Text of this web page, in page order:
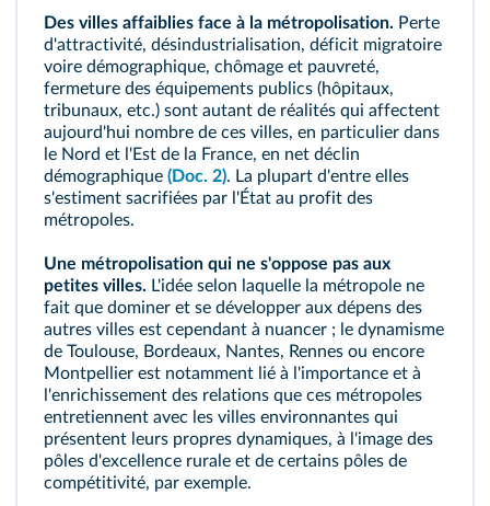
Des villes affaiblies face à la métropolisation. Perte
d'attractivité, désindustrialisation, déficit migratoire
voire démographique, chômage et pauvreté,
fermeture des équipements publics (hôpitaux,
tribunaux, etc.) sont autant de réalités qui affectent
aujourd'hui nombre de ces villes, en particulier dans
le Nord et l'Est de la France, en net déclin
démographique (Doc. 2). La plupart d'entre elles
s'estiment sacrifiées par l'État au profit des
métropoles.
Une métropolisation qui ne s'oppose pas aux
petites villes. L'idée selon laquelle la métropole ne
fait que dominer et se développer aux dépens des
autres villes est cependant à nuancer ; le dynamisme
de Toulouse, Bordeaux, Nantes, Rennes ou encore
Montpellier est notamment lié à l'importance et à
l'enrichissement des relations que ces métropoles
entretiennent avec les villes environnantes qui
présentent leurs propres dynamiques, à l'image des
pôles d'excellence rurale et de certains pôles de
compétitivité, par exemple.